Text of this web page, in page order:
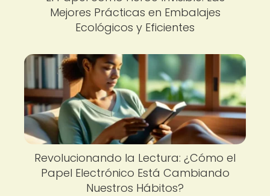
Mejores Prácticas en Embalajes
Ecológicos y Eficientes
Revolucionando la Lectura: ¿Cómo el
Papel Electrónico Está Cambiando
Nuestros Hábitos?